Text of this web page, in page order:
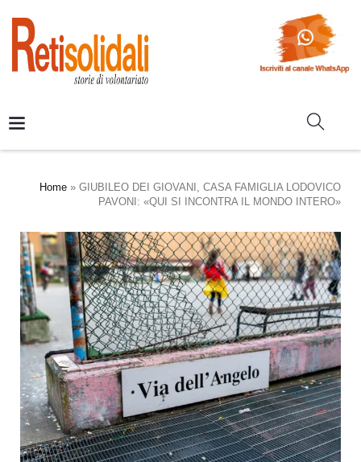
Home » GIUBILEO DEI GIOVANI, CASA FAMIGLIA LODOVICO
PAVONI: «QUI SI INCONTRA IL MONDO INTERO»